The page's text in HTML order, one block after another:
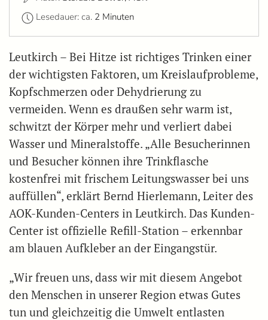
Lesedauer: ca. 2 Minuten
Leutkirch – Bei Hitze ist richtiges Trinken einer
der wichtigsten Faktoren, um Kreislaufprobleme,
Kopfschmerzen oder Dehydrierung zu
vermeiden. Wenn es draußen sehr warm ist,
schwitzt der Körper mehr und verliert dabei
Wasser und Mineralstoffe. „Alle Besucherinnen
und Besucher können ihre Trinkflasche
kostenfrei mit frischem Leitungswasser bei uns
auffüllen“, erklärt Bernd Hierlemann, Leiter des
AOK-Kunden-Centers in Leutkirch. Das Kunden-
Center ist offizielle Refill-Station – erkennbar
am blauen Aufkleber an der Eingangstür.
„Wir freuen uns, dass wir mit diesem Angebot
den Menschen in unserer Region etwas Gutes
tun und gleichzeitig die Umwelt entlasten